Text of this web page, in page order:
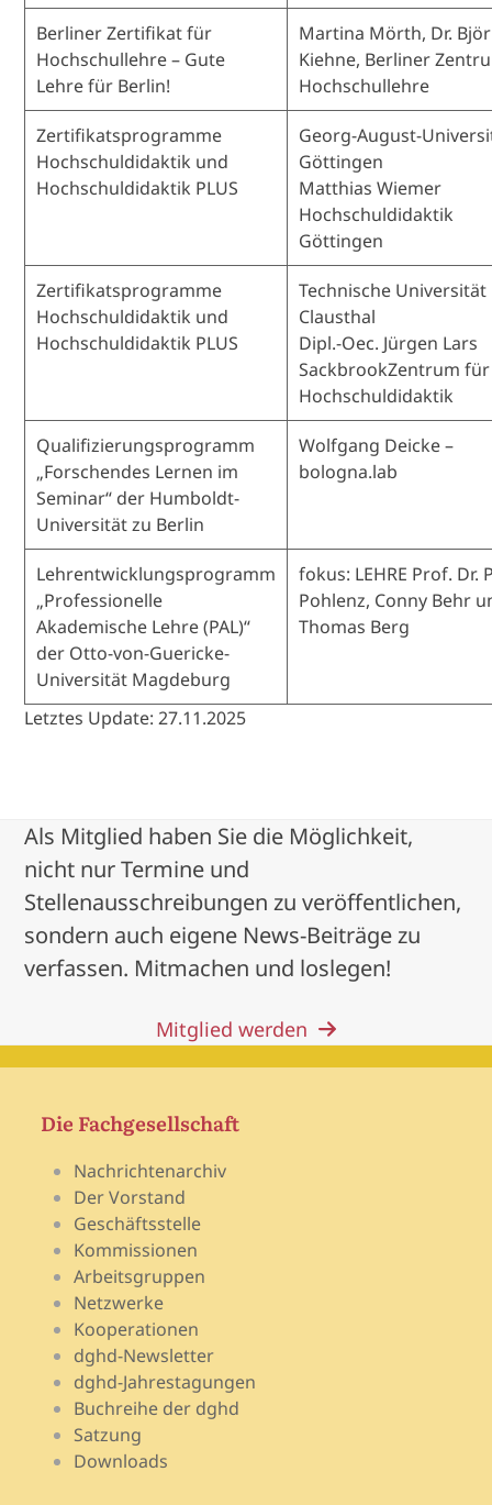
Berliner Zertifikat für
Hochschullehre – Gute
Lehre für Berlin!
Martina Mörth, Dr.
Kiehne, Berliner
Hochschullehre
Zertifikatsprogramme
Hochschuldidaktik und
Hochschuldidaktik PLUS
Georg-August-
Göttingen
Matthias Wiemer
Hochschuldidaktik
Göttingen
Zertifikatsprogramme
Hochschuldidaktik und
Hochschuldidaktik PLUS
Technische Universität
Clausthal
Dipl.-Oec. Jürgen Lars
SackbrookZentrum für
Hochschuldidaktik
Qualifizierungsprogramm
„Forschendes Lernen im
Seminar“ der Humboldt-
Universität zu Berlin
Wolfgang Deicke –
bologna.lab
Lehrentwicklungsprogramm
„Professionelle
Akademische Lehre (PAL)“
der Otto-von-Guericke-
Universität Magdeburg
fokus: LEHRE Prof. Dr.
Pohlenz, Conny Behr
Thomas Berg
Letztes Update: 27.11.2025
Als Mitglied haben Sie die Möglichkeit,
nicht nur Termine und
Stellenausschreibungen zu veröffentlichen,
sondern auch eigene News-Beiträge zu
verfassen. Mitmachen und loslegen!
Mitglied werden
Die Fachgesellschaft
Nachrichtenarchiv
Der Vorstand
Geschäftsstelle
Kommissionen
Arbeitsgruppen
Netzwerke
Kooperationen
dghd-Newsletter
dghd-Jahrestagungen
Buchreihe der dghd
Satzung
Downloads